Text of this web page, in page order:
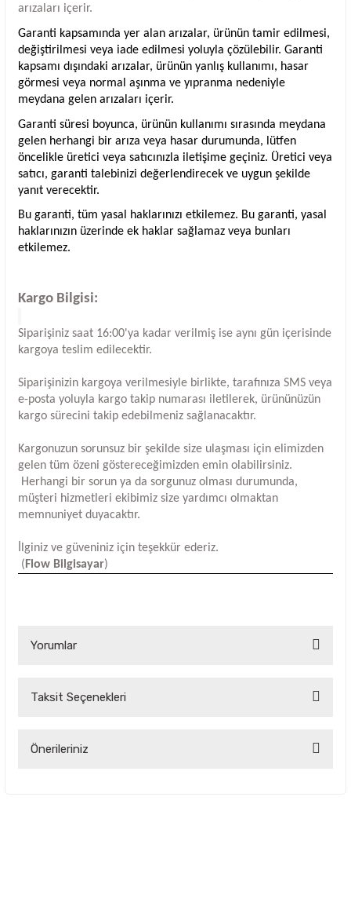
arızaları içerir.
Garanti kapsamında yer alan arızalar, ürünün tamir edilmesi,
değiştirilmesi veya iade edilmesi yoluyla çözülebilir. Garanti
kapsamı dışındaki arızalar, ürünün yanlış kullanımı, hasar
görmesi veya normal aşınma ve yıpranma nedeniyle
meydana gelen arızaları içerir.
Garanti süresi boyunca, ürünün kullanımı sırasında meydana
gelen herhangi bir arıza veya hasar durumunda, lütfen
öncelikle üretici veya satıcınızla iletişime geçiniz. Üretici veya
satıcı, garanti talebinizi değerlendirecek ve uygun şekilde
yanıt verecektir.
Bu garanti, tüm yasal haklarınızı etkilemez. Bu garanti, yasal
haklarınızın üzerinde ek haklar sağlamaz veya bunları
etkilemez.
Kargo Bilgisi:
Siparişiniz saat 16:00'ya kadar verilmiş ise aynı gün içerisinde
kargoya teslim edilecektir.
Siparişinizin kargoya verilmesiyle birlikte, tarafınıza SMS veya
e-posta yoluyla kargo takip numarası iletilerek, ürününüzün
kargo sürecini takip edebilmeniz sağlanacaktır.
Kargonuzun sorunsuz bir şekilde size ulaşması için elimizden
gelen tüm özeni göstereceğimizden emin olabilirsiniz.
Herhangi bir sorun ya da sorgunuz olması durumunda,
müşteri hizmetleri ekibimiz size yardımcı olmaktan
memnuniyet duyacaktır.
İlginiz ve güveniniz için teşekkür ederiz.
( Flow Bilgisayar)
Yorumlar
Bu ürüne ilk yorumu siz yapın!
Taksit Seçenekleri
Önerileriniz